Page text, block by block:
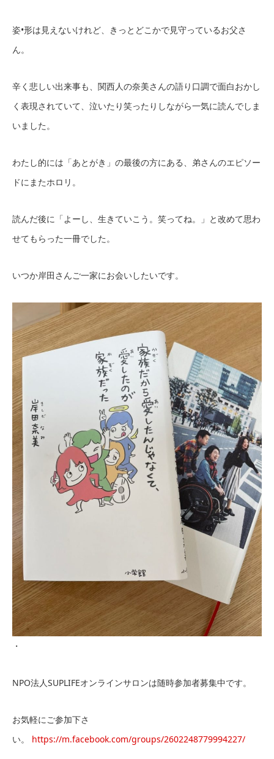
姿•形は見えないけれど、きっとどこかで見守っているお父さ
ん。
辛く悲しい出来事も、関西人の奈美さんの語り口調で面白おかし
く表現されていて、泣いたり笑ったりしながら一気に読んでしま
いました。
わたし的には「あとがき」の最後の方にある、弟さんのエピソー
ドにまたホロリ。
読んだ後に「よーし、生きていこう。笑ってね。」と改めて思わ
せてもらった一冊でした。
いつか岸田さんご一家にお会いしたいです。
・
NPO法人SUPLIFEオンラインサロンは随時参加者募集中です。
お気軽にご参加下さ
い。 https://m.facebook.com/groups/2602248779994227/